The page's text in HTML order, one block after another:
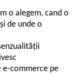
o alegem, cand o
de unde o
e-commerce pe